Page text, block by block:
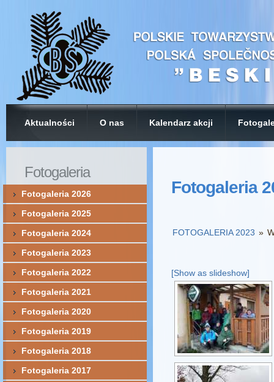
Aktualności O nas Kalendarz akcji
Fotogaleria
FOTOGALERIA 2023 »
[Show as slideshow]
Fotogaleria
Fotogaleria 2026
Fotogaleria 2025
Fotogaleria 2024
Fotogaleria 2023
Fotogaleria 2022
Fotogaleria 2021
Fotogaleria 2020
Fotogaleria 2019
Fotogaleria 2018
Fotogaleria 2017